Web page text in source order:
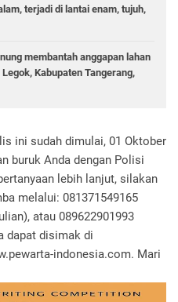
terjadi di lantai enam, tujuh,
membantah anggapan lahan
Kabupaten Tangerang,
ini sudah dimulai, 01 Oktober
buruk Anda dengan Polisi
lebih lanjut, silakan
melalui: 081371549165
atau 089622901993
dapat disimak di
indonesia.com. Mari